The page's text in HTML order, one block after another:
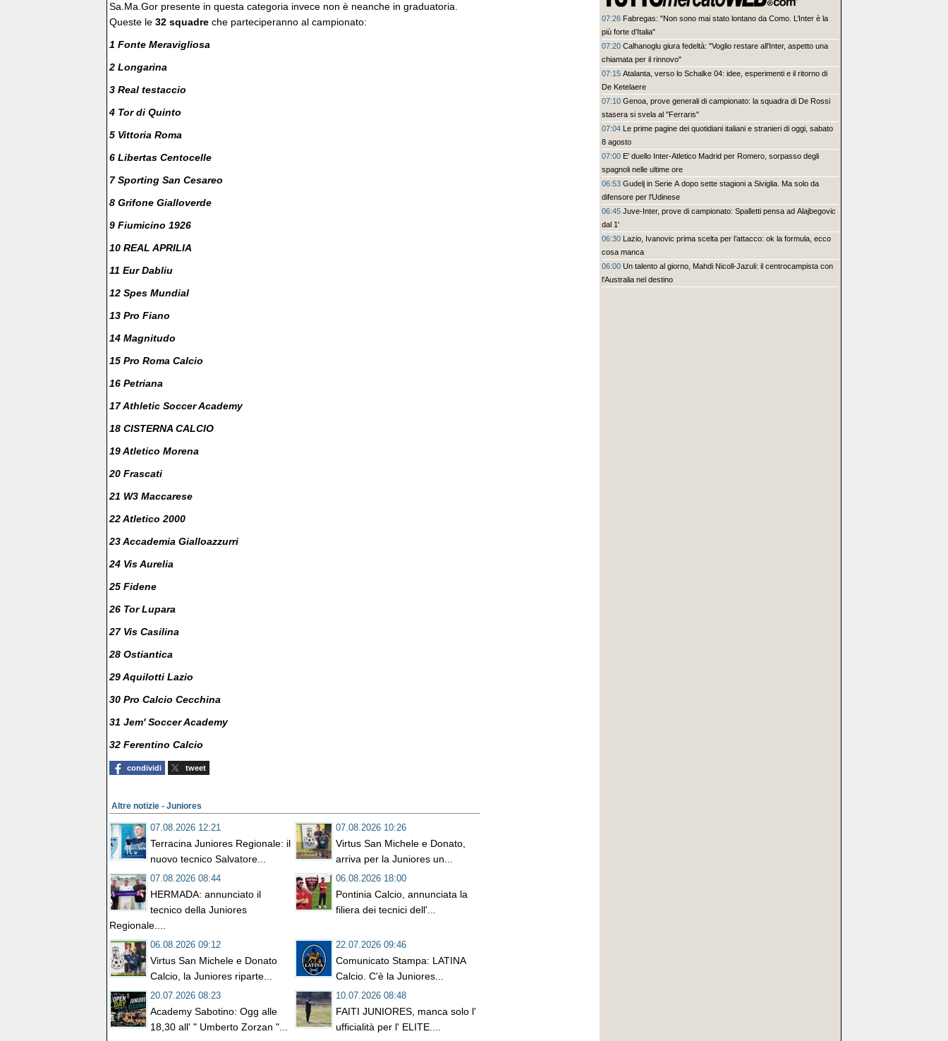
Sa.Ma.Gor presente in questa categoria invece non è neanche in graduatoria.
Queste le 32 squadre che parteciperanno al campionato:
1 Fonte Meravigliosa
2 Longarina
3 Real testaccio
4 Tor di Quinto
5 Vittoria Roma
6 Libertas Centocelle
7 Sporting San Cesareo
8 Grifone Gialloverde
9 Fiumicino 1926
10 REAL APRILIA
11 Eur Dabliu
12 Spes Mundial
13 Pro Fiano
14 Magnitudo
15 Pro Roma Calcio
16 Petriana
17 Athletic Soccer Academy
18 CISTERNA CALCIO
19 Atletico Morena
20 Frascati
21 W3 Maccarese
22 Atletico 2000
23 Accademia Gialloazzurri
24 Vis Aurelia
25 Fidene
26 Tor Lupara
27 Vis Casilina
28 Ostiantica
29 Aquilotti Lazio
30 Pro Calcio Cecchina
31 Jem' Soccer Academy
32 Ferentino Calcio
condividi tweet
Altre notizie - Juniores
07.08.2026 12:21
Terracina Juniores Regionale: il
nuovo tecnico Salvatore...
07.08.2026 10:26
Virtus San Michele e Donato,
arriva per la Juniores un...
07.08.2026 08:44
HERMADA: annunciato il
tecnico della Juniores
Regionale....
06.08.2026 18:00
Pontinia Calcio, annunciata la
filiera dei tecnici dell'...
06.08.2026 09:12
Virtus San Michele e Donato
Calcio, la Juniores riparte...
22.07.2026 09:46
Comunicato Stampa: LATINA
Calcio. C'è la Juniores...
20.07.2026 08:23
Academy Sabotino: Ogg alle
18,30 all' " Umberto Zorzan "...
10.07.2026 08:48
FAITI JUNIORES, manca solo l'
ufficialità per l' ELITE....
07:26 Fabregas: "Non sono mai stato lontano da Como. L’Inter è la
più forte d’Italia"
07:20 Calhanoglu giura fedeltà: "Voglio restare all'Inter, aspetto una
chiamata per il rinnovo"
07:15 Atalanta, verso lo Schalke 04: idee, esperimenti e il ritorno di
De Ketelaere
07:10 Genoa, prove generali di campionato: la squadra di De Rossi
stasera si svela al "Ferraris"
07:04 Le prime pagine dei quotidiani italiani e stranieri di oggi, sabato
8 agosto
07:00 E' duello Inter-Atletico Madrid per Romero, sorpasso degli
spagnoli nelle ultime ore
06:53 Gudelj in Serie A dopo sette stagioni a Siviglia. Ma solo da
difensore per l'Udinese
06:45 Juve-Inter, prove di campionato: Spalletti pensa ad Alajbegovic
dal 1'
06:30 Lazio, Ivanovic prima scelta per l’attacco: ok la formula, ecco
cosa manca
06:00 Un talento al giorno, Mahdi Nicoll-Jazuli: il centrocampista con
l'Australia nel destino